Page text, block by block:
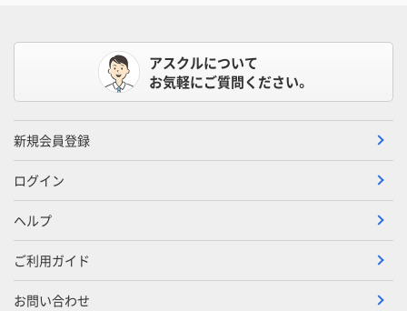
アスクルについて
お気軽にご質問ください。
新規会員登録
ログイン
ヘルプ
ご利用ガイド
お問い合わせ